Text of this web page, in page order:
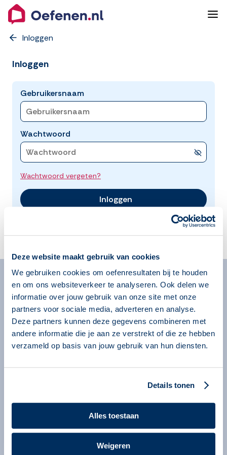
Deze website maakt gebruik van cookies
We gebruiken cookies om oefenresultaten bij te houden
en om ons websiteverkeer te analyseren. Ook delen we
informatie over jouw gebruik van onze site met onze
partners voor sociale media, adverteren en analyse.
Deze partners kunnen deze gegevens combineren met
andere informatie die je aan ze verstrekt of die ze hebben
verzameld op basis van jouw gebruik van hun diensten.
Details tonen
Alles toestaan
Weigeren
Inloggen
Inloggen
Gebruikersnaam
Wachtwoord
Wachtwoord vergeten?
Inloggen
Algemeen
Missie
Over onze programma’s
Begeleiders
Nieuws
Bestellen
Information in English